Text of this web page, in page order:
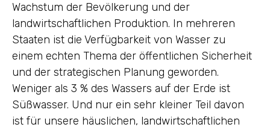
Wachstum der Bevölkerung und der
landwirtschaftlichen Produktion. In mehreren
Staaten ist die Verfügbarkeit von Wasser zu
einem echten Thema der öffentlichen Sicherheit
und der strategischen Planung geworden.
Weniger als 3 % des Wassers auf der Erde ist
Süßwasser. Und nur ein sehr kleiner Teil davon
ist für unsere häuslichen, landwirtschaftlichen